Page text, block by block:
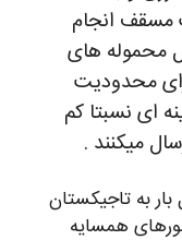
مسقف انجام
محموله های
محدودیت
ای نسبتا کم
میکنند .
به تاجیکستان
همسایه